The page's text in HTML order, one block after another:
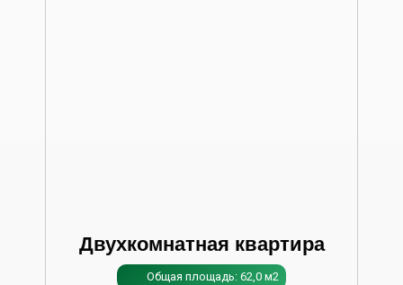
Двухкомнатная квартира
Общая площадь: 62,0 м2